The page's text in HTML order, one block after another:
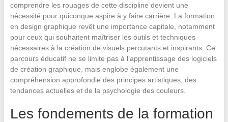
comprendre les rouages de cette discipline devient une
nécessité pour quiconque aspire à y faire carrière. La formation
en design graphique revêt une importance capitale, notamment
pour ceux qui souhaitent maîtriser les outils et techniques
nécessaires à la création de visuels percutants et inspirants. Ce
parcours éducatif ne se limite pas à l’apprentissage des logiciels
de création graphique, mais englobe également une
compréhension approfondie des principes artistiques, des
tendances actuelles et de la psychologie des couleurs.
Les fondements de la formation